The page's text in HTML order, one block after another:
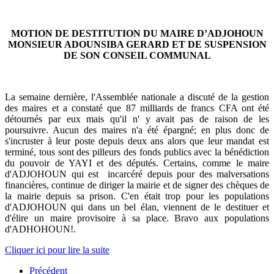
MOTION DE DESTITUTION DU MAIRE D’ADJOHOUN
MONSIEUR ADOUNSIBA GERARD ET DE SUSPENSION
DE SON CONSEIL COMMUNAL
La semaine dernière, l'Assemblée nationale a discuté de la gestion
des maires et a constaté que 87 milliards de francs CFA ont été
détournés par eux mais qu'il n' y avait pas de raison de les
poursuivre. Aucun des maires n'a été épargné; en plus donc de
s'incruster à leur poste depuis deux ans alors que leur mandat est
terminé, tous sont des pilleurs des fonds publics avec la bénédiction
du pouvoir de YAYI et des députés. Certains, comme le maire
d'ADJOHOUN qui est incarcéré depuis pour des malversations
financières, continue de diriger la mairie et de signer des chèques de
la mairie depuis sa prison. C'en était trop pour les populations
d'ADJOHOUN qui dans un bel élan, viennent de le destituer et
d'élire un maire provisoire à sa place. Bravo aux populations
d'ADHOHOUN!.
Cliquer ici pour lire la suite
Précédent